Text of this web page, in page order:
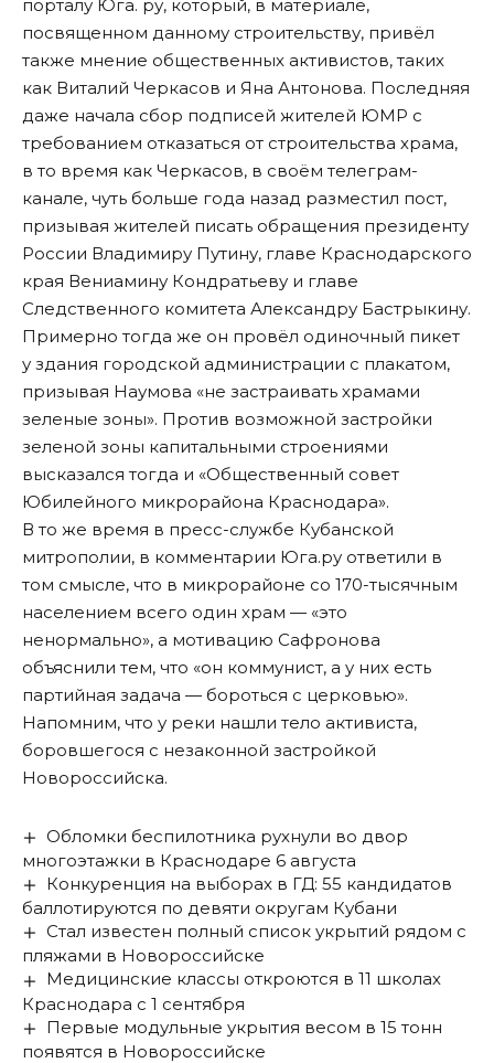
порталу Юга. ру, который, в материале,
посвященном данному строительству, привёл
также мнение общественных активистов, таких
как Виталий Черкасов и Яна Антонова. Последняя
даже начала сбор подписей жителей ЮМР с
требованием отказаться от строительства храма,
в то время как Черкасов, в своём телеграм-
канале, чуть больше года назад разместил пост,
призывая жителей писать обращения президенту
России Владимиру Путину, главе Краснодарского
края Вениамину Кондратьеву и главе
Следственного комитета Александру Бастрыкину.
Примерно тогда же он провёл одиночный пикет
у здания городской администрации с плакатом,
призывая Наумова «не застраивать храмами
зеленые зоны». Против возможной застройки
зеленой зоны капитальными строениями
высказался тогда и «Общественный совет
Юбилейного микрорайона Краснодара».
В то же время в пресс-службе Кубанской
митрополии, в комментарии Юга.ру ответили в
том смысле, что в микрорайоне со 170-тысячным
населением всего один храм — «это
ненормально», а мотивацию Сафронова
объяснили тем, что «он коммунист, а у них есть
партийная задача — бороться с церковью».
Напомним, что у реки нашли тело активиста,
боровшегося с незаконной застройкой
Новороссийска.
Обломки беспилотника рухнули во двор
многоэтажки в Краснодаре 6 августа
Конкуренция на выборах в ГД: 55 кандидатов
баллотируются по девяти округам Кубани
Стал известен полный список укрытий рядом с
пляжами в Новороссийске
Медицинские классы откроются в 11 школах
Краснодара с 1 сентября
Первые модульные укрытия весом в 15 тонн
появятся в Новороссийске